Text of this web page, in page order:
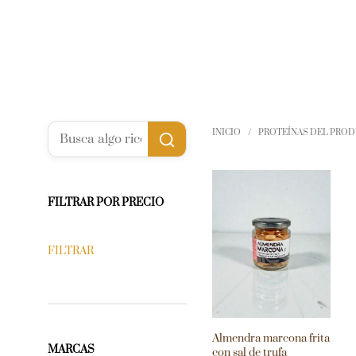
FILTRAR POR PRECIO
FILTRAR
MARCAS
INICIO / PROTEÍNAS DEL
Almendra marcona frita
con sal de trufa